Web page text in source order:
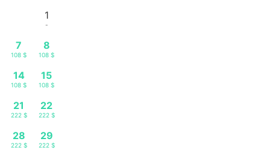
1
-
7
108 $
8
108 $
14
108 $
15
108 $
21
222 $
22
222 $
28
222 $
29
222 $